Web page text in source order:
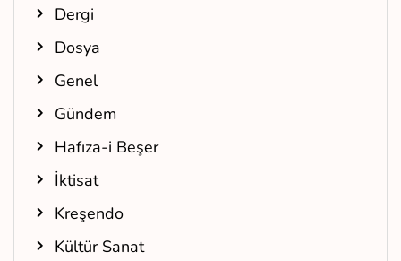
Dergi
Dosya
Genel
Gündem
Hafıza-i Beşer
İktisat
Kreşendo
Kültür Sanat